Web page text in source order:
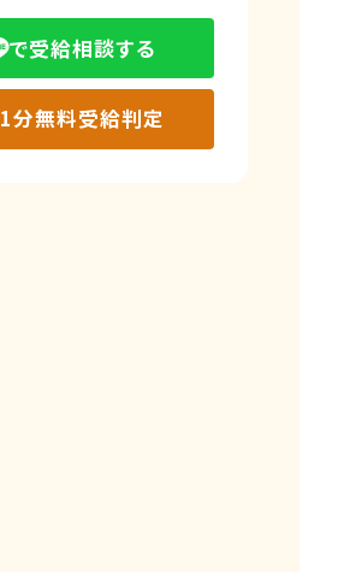
で受給相談する
1分無料受給判定